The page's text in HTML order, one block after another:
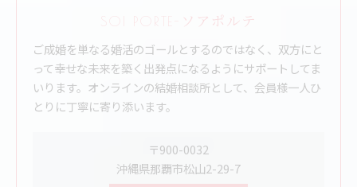
SOI PORTE-ソアポルテ
ご成婚を単なる婚活のゴールとするのではなく、双方にと
って幸せな未来を築く出発点になるようにサポートしてま
いります。オンラインの結婚相談所として、会員様一人ひ
とりに丁寧に寄り添います。
〒900-0032
沖縄県那覇市松山2-29-7